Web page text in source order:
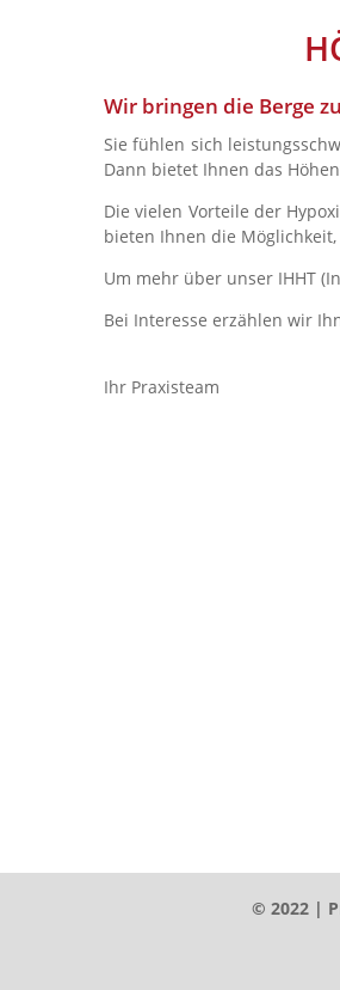
Wir bringen die Berge
Sie fühlen sich
Dann bietet Ihnen das
Die vielen Vorteile der
bieten Ihnen die
Um mehr über unser IHHT
Bei Interesse erzählen wir
Ihr Praxisteam
© 2022 |